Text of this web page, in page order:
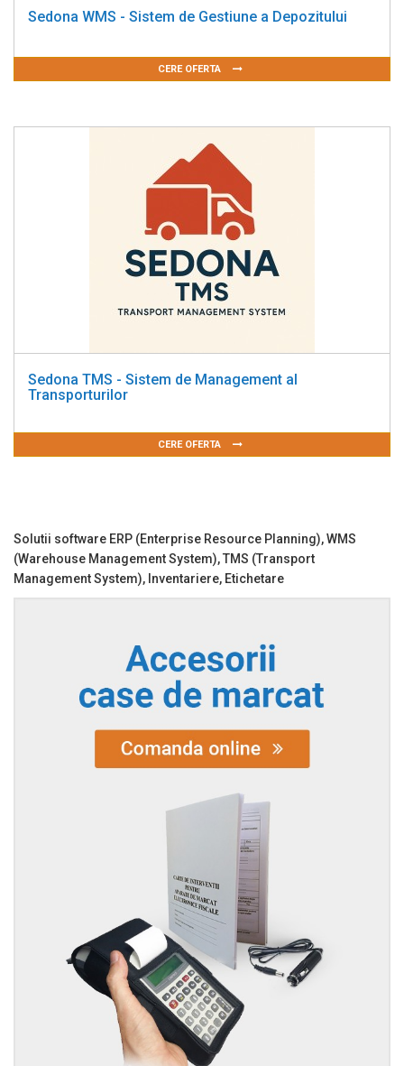
Solutii software ERP (Enterprise Resource Planning), WMS
(Warehouse Management System), TMS (Transport
Management System), Inventariere, Etichetare
Sedona WMS - Sistem de Gestiune a Depozitului
CERE OFERTA
Sedona TMS - Sistem de Management al
Transporturilor
CERE OFERTA